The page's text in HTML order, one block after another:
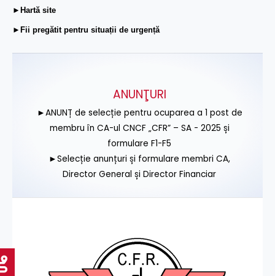
►Hartă site
►Fii pregătit pentru situații de urgență
ANUNŢURI
►ANUNȚ de selecție pentru ocuparea a 1 post de
membru în CA-ul CNCF „CFR” – SA - 2025 și
formulare F1-F5
►Selecție anunțuri și formulare membri CA,
Director General și Director Financiar